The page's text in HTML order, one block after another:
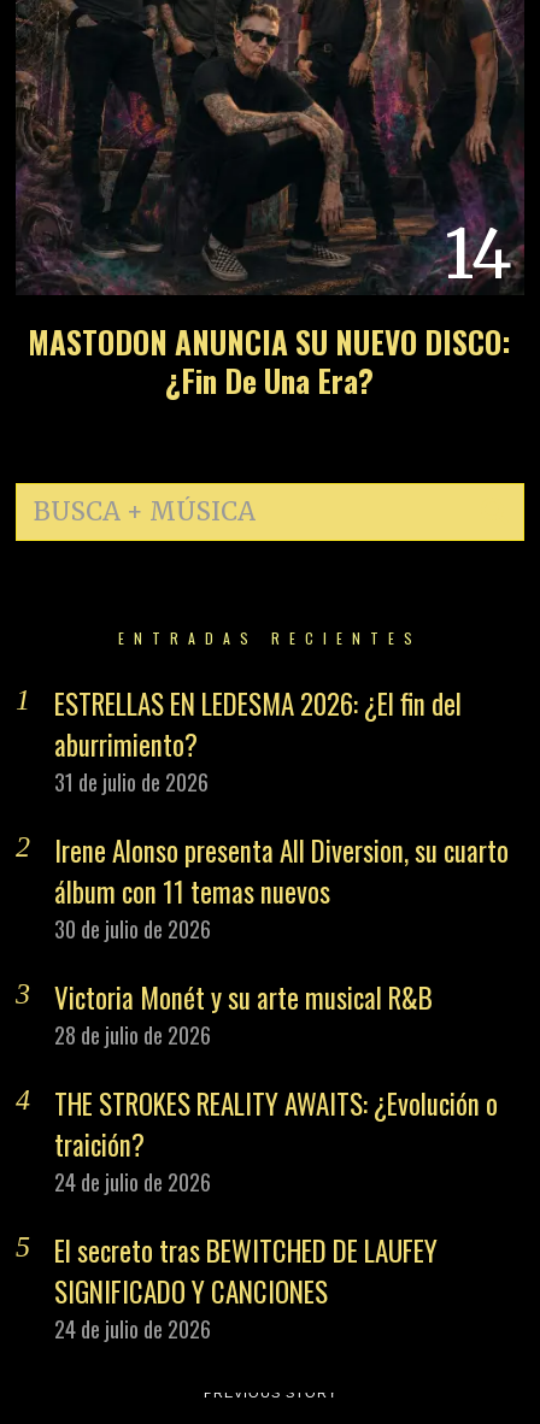
14
MASTODON ANUNCIA SU NUEVO DISCO:
¿Fin De Una Era?
ENTRADAS RECIENTES
ESTRELLAS EN LEDESMA 2026: ¿El fin del
aburrimiento?
31 de julio de 2026
Irene Alonso presenta All Diversion, su cuarto
álbum con 11 temas nuevos
30 de julio de 2026
Victoria Monét y su arte musical R&B
28 de julio de 2026
THE STROKES REALITY AWAITS: ¿Evolución o
traición?
24 de julio de 2026
El secreto tras BEWITCHED DE LAUFEY
SIGNIFICADO Y CANCIONES
24 de julio de 2026
PREVIOUS STORY